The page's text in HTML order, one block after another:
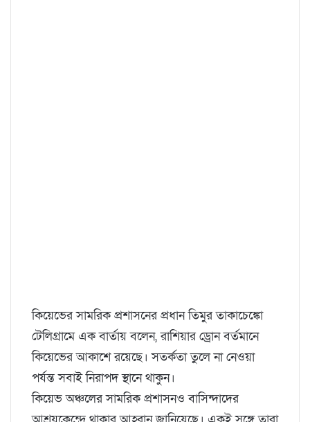
কিয়েভের সামরিক প্রশাসনের প্রধান তিমুর তাকাচেঙ্কো
টেলিগ্রামে এক বার্তায় বলেন, রাশিয়ার ড্রোন বর্তমানে
কিয়েভের আকাশে রয়েছে। সতর্কতা তুলে না নেওয়া
পর্যন্ত সবাই নিরাপদ স্থানে থাকুন।
কিয়েভ অঞ্চলের সামরিক প্রশাসনও বাসিন্দাদের